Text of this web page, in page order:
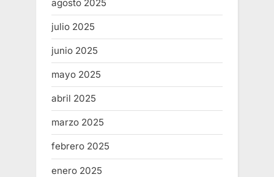
agosto 2025
julio 2025
junio 2025
mayo 2025
abril 2025
marzo 2025
febrero 2025
enero 2025